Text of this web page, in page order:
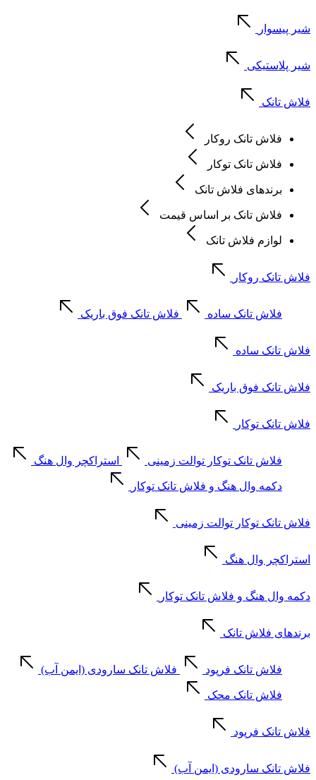
شیر پیسوار
شیر پلاستیکی
فلاش تانک
فلاش تانک روکار
فلاش تانک توکار
برندهای فلاش تانک
فلاش تانک بر اساس قیمت
لوازم فلاش تانک
فلاش تانک روکار
فلاش تانک ساده فلاش تانک فوق باریک
فلاش تانک ساده
فلاش تانک فوق باریک
فلاش تانک توکار
فلاش تانک توکار توالت زمینی استراکچر وال هنگ
دکمه وال هنگ و فلاش تانک توکار
فلاش تانک توکار توالت زمینی
استراکچر وال هنگ
دکمه وال هنگ و فلاش تانک توکار
برندهای فلاش تانک
فلاش تانک فرپود فلاش تانک سارودی (ایمن آب)
فلاش تانک محک
فلاش تانک فرپود
فلاش تانک سارودی (ایمن آب)